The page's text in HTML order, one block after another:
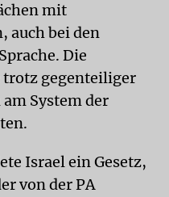
mit
auch bei den
Die
trotz gegenteiliger
System der
Israel ein Gesetz,
von der PA